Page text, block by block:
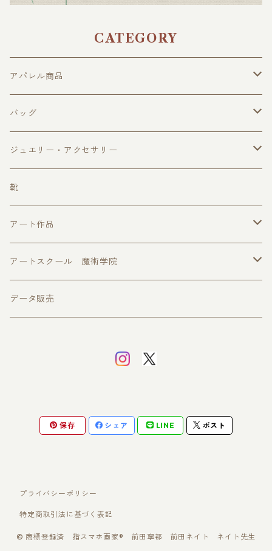
CATEGORY
アパレル商品
トップス
アウター
ブラウス
ボトムス
スカート
パンツ
雑貨や小物類
ベルト
スカーフ
バッグ
ショルダーバッグ
リュック
ジュエリー・アクセサリー
ネックレス
指輪
ブレスレット
イヤリング
靴
アート作品
絵画
立体作品
アートスクール 魔術学院
入会
データ販売
保存 シェア LINE ポスト
プライバシーポリシー
特定商取引法に基づく表記
© 商標登録済 指スマホ画家® 前田寧都 前田ネイト ネイト先生